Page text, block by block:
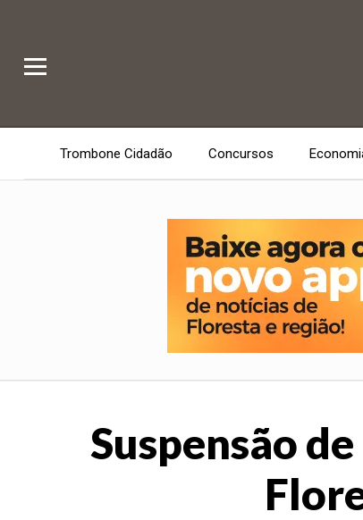
Trombone Cidadão Concursos
Suspensão